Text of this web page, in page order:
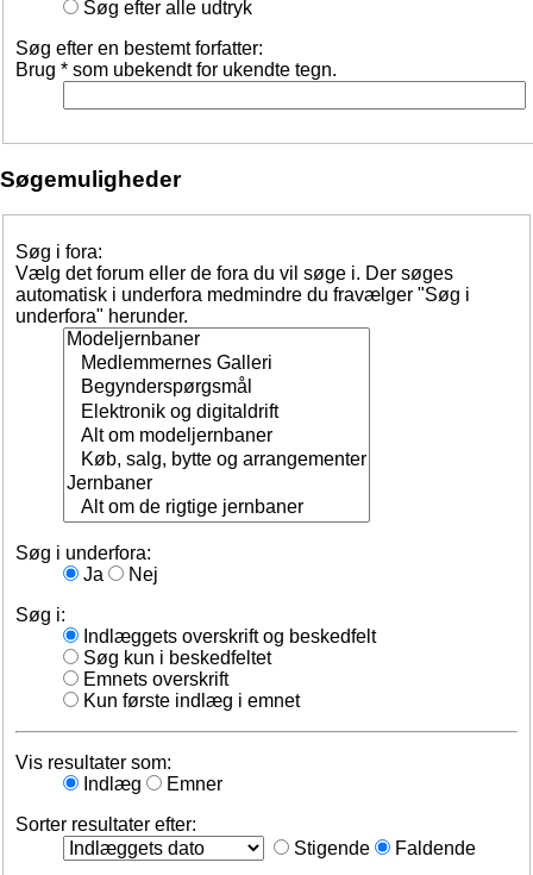
Søg efter alle udtryk
Søg efter en bestemt forfatter:
Brug * som ubekendt for ukendte tegn.
Søgemuligheder
Søg i fora:
Vælg det forum eller de fora du vil søge i. Der søges
automatisk i underfora medmindre du fravælger "Søg i
underfora" herunder.
Søg i underfora:
Ja
Nej
Søg i:
Indlæggets overskrift og beskedfelt
Søg kun i beskedfeltet
Emnets overskrift
Kun første indlæg i emnet
Vis resultater som:
Indlæg
Emner
Sorter resultater efter:
Stigende
Faldende